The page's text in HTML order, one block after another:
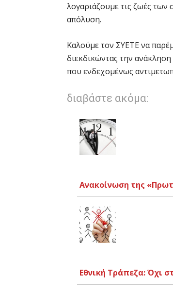
λογαριάζουμε τις ζωές
απόλυση.
Καλούμε τον ΣΥΕΤΕ να
διεκδικώντας την
που ενδεχομένως
διαβάστε ακόμα:
Ανακοίνωση της
Εθνική Τράπεζα: Όχι